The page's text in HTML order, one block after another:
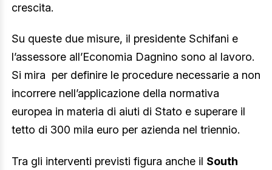
crescita.
Su queste due misure, il presidente Schifani e
l’assessore all’Economia Dagnino sono al lavoro.
Si mira per definire le procedure necessarie a non
incorrere nell’applicazione della normativa
europea in materia di aiuti di Stato e superare il
tetto di 300 mila euro per azienda nel triennio.
Tra gli interventi previsti figura anche il South